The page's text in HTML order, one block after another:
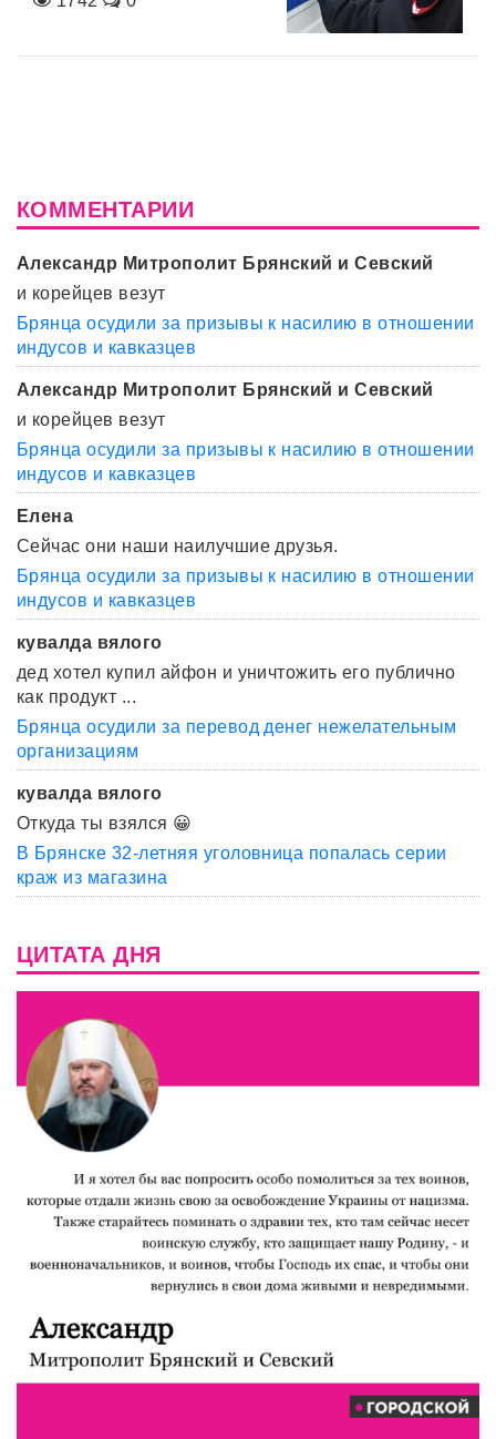
КОММЕНТАРИИ
Александр Митрополит Брянский и Севский
и корейцев везут
Брянца осудили за призывы к насилию в отношении
индусов и кавказцев
Александр Митрополит Брянский и Севский
и корейцев везут
Брянца осудили за призывы к насилию в отношении
индусов и кавказцев
Елена
Сейчас они наши наилучшие друзья.
Брянца осудили за призывы к насилию в отношении
индусов и кавказцев
кувалда вялого
дед хотел купил айфон и уничтожить его публично
как продукт ...
Брянца осудили за перевод денег нежелательным
организациям
кувалда вялого
Откуда ты взялся 😀
В Брянске 32-летняя уголовница попалась серии
краж из магазина
ЦИТАТА ДНЯ